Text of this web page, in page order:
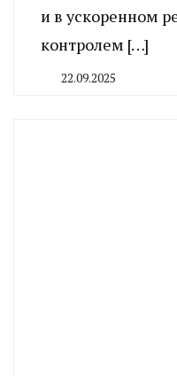
и в ускоренном
контролем […]
22.09.2025